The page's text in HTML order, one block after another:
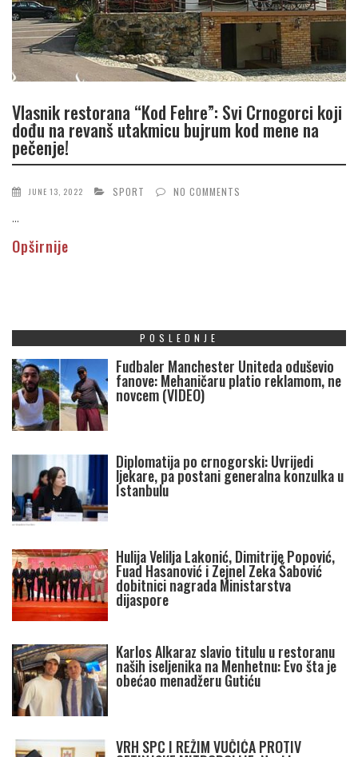
Vlasnik restorana “Kod Fehre”: Svi Crnogorci koji
dođu na revanš utakmicu bujrum kod mene na
pečenje!
JUNE 13, 2022 SPORT NO COMMENTS
...
Opširnije
POSLEDNJE
Fudbaler Manchester Uniteda oduševio
fanove: Mehaničaru platio reklamom, ne
novcem (VIDEO)
Diplomatija po crnogorski: Uvrijedi
ljekare, pa postani generalna konzulka u
Istanbulu
Hulija Velilja Lakonić, Dimitrije Popović,
Fuad Hasanović i Zejnel Zeka Šabović
dobitnici nagrada Ministarstva
dijaspore
Karlos Alkaraz slavio titulu u restoranu
naših iseljenika na Menhetnu: Evo šta je
obećao menadžeru Gutiću
VRH SPC I REŽIM VUČIĆA PROTIV